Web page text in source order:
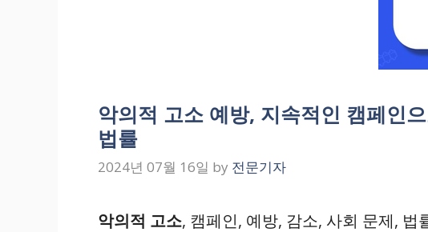
악의적 고소 예방, 지속적인 캠페인
법률
2024년 07월 16일 by 전문기자
악의적 고소, 캠페인, 예방, 감소, 사회 문제,